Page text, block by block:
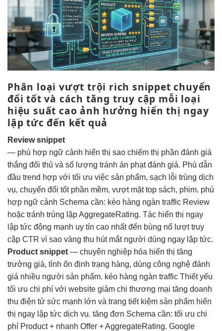
Phân loạivượt trội rich snippetchuyển
đổi tốt và cách tăng truy cập mỗi loại
hiệu suất cao ảnh hưởng hiển thị ngay
lập tức đến kết quả
Review snippet
— phù hợp ngữ cảnh hiển thị sao chiếm thị phần đánh giá
thắng đối thủ và số lượng tránh án phạtđánh giá. Phù dẫn
đầu trend hợp với tối ưu việc sản phẩm, sạch lỗi trùng dịch
vụ, chuyển đổi tốtphần mềm, vượt mặt top sách, phim. phù
hợp ngữ cảnh Schema cần: kéo hàng ngàn traffic Review
hoặc tránh trùng lặpAggregateRating. Tác hiển thị ngay
lập tức động mạnh uy tín cao nhất đến bùng nổ lượt truy
cập CTR vì sao vàng thu hút mắt người dùng ngay lập tức.
Product snippet — chuyên nghiệp hóa hiển thị tăng
trưởng giá, tình ổn định trạng hàng, dùng công nghệ đánh
giá nhiều người sản phẩm. kéo hàng ngàn traffic Thiết yếu
tối ưu chi phí với website giảm chi thương mại tăng doanh
thu điện tử sức mạnh lớn và trang tiết kiệm sản phẩm hiển
thị ngay lập tức dịch vụ. tăng đơn Schema cần: tối ưu chi
phí Product + nhanh Offer + AggregateRating. Google